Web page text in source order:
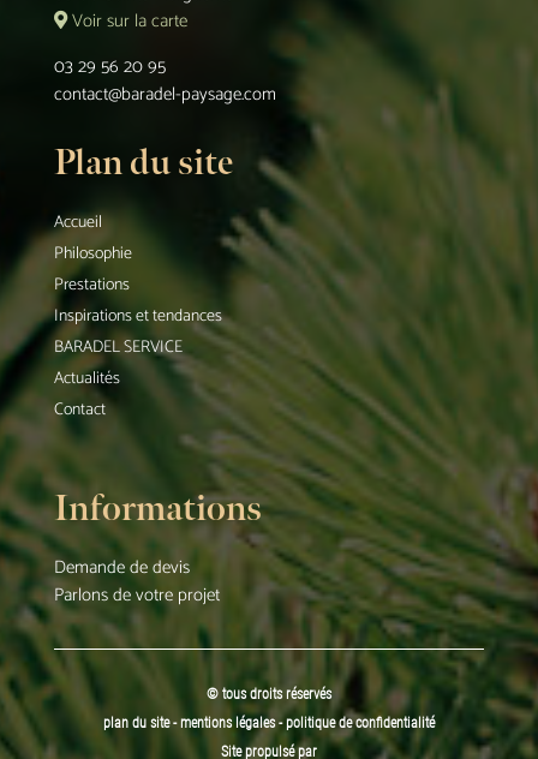
Voir sur la carte
03 29 56 20 95
contact@baradel-paysage.com
Plan du site
Accueil
Philosophie
Prestations
Inspirations et tendances
BARADEL SERVICE
Actualités
Contact
Informations
Demande de devis
Parlons de votre projet
© tous droits réservés
plan du site-mentions légales -politique de confidentialité
Site propulsé par